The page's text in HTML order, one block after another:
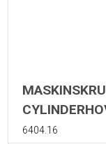
6404.16